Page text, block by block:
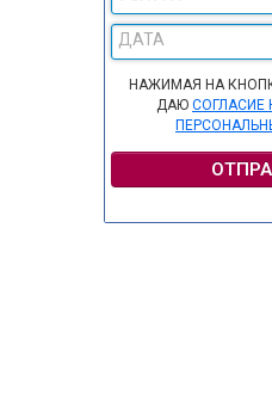
ДАТА
НАЖИМАЯ НА
ДАЮ СОГЛАСИЕ